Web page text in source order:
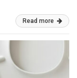
Read more